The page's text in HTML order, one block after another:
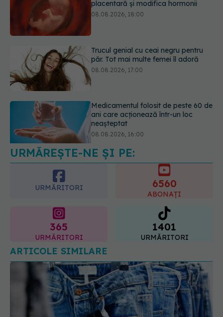
Trucul genial cu ceai negru pentru
păr. Tot mai multe femei îl adoră
Medicamentul folosit de peste 60 de
ani care acționează într-un loc
Transpirații nocturne: semnul ignorat
care poate ascunde probleme
serioase de sănătate
08.08.2026, 20:00
URMĂREȘTE-NE ȘI PE:
URMĂRITORI
365 1401
ARTICOLE SIMILARE